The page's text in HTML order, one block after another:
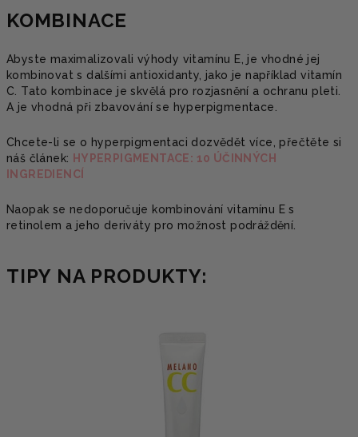
KOMBINACE
Abyste maximalizovali výhody vitamínu E, je vhodné jej
kombinovat s dalšími antioxidanty, jako je například vitamín
C. Tato kombinace je skvělá pro rozjasnění a ochranu pleti.
A je vhodná při zbavování se hyperpigmentace.
Chcete-li se o hyperpigmentaci dozvědět více, přečtěte si
náš článek: HYPERPIGMENTACE: 10 ÚČINNÝCH
INGREDIENCÍ
Naopak se nedoporučuje kombinování vitamínu E s
retinolem a jeho deriváty pro možnost podráždění.
TIPY NA PRODUKTY: